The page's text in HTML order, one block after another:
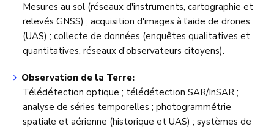
Mesures au sol (réseaux d'instruments, cartographie et
relevés GNSS) ; acquisition d'images à l'aide de drones
(UAS) ; collecte de données (enquêtes qualitatives et
quantitatives, réseaux d'observateurs citoyens).
Observation de la Terre:
Télédétection optique ; télédétection SAR/InSAR ;
analyse de séries temporelles ; photogrammétrie
spatiale et aérienne (historique et UAS) ; systèmes de